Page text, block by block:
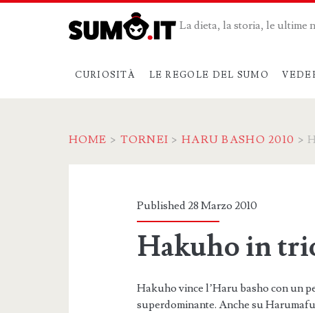
La dieta, la storia, le ultime
CURIOSITÀ LE REGOLE DEL SUMO
HOME > TORNEI >HARU BASHO 2010 >
Published 28 Marzo 2010
Hakuho in
Hakuho vince l’Haru basho con un
superdominante. Anche su